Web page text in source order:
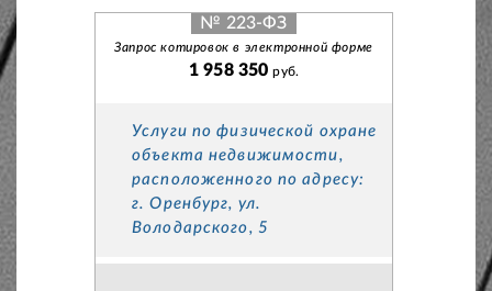
№ 223-ФЗ
Запрос котировок в электронной форме
1 958 350руб.
Услуги по физической охране
объекта недвижимости,
расположенного по адресу:
г. Оренбург, ул.
Володарского, 5